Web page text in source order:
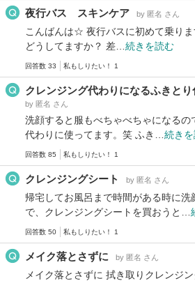
夜行バス スキンケア by 匿名 さん
こんばんは☆ 夜行バスに初めて乗り
どうしてますか？ 差… 続きを読む
回答数 33 私もしりたい！ 1
クレンジング代わりになるふきと
by 匿名 さん
洗顔すると服もべちゃべちゃになる
代わりに使ってます。笑 ふき… 続き
回答数 85 私もしりたい！ 1
クレンジングシート by 匿名 さん
帰宅してお風呂まで時間がある時に
で、クレンジングシートを買おうと…
回答数 50 私もしりたい！ 1
メイク落とさずに by 匿名 さん
メイク落とさずに 拭き取りクレンジ